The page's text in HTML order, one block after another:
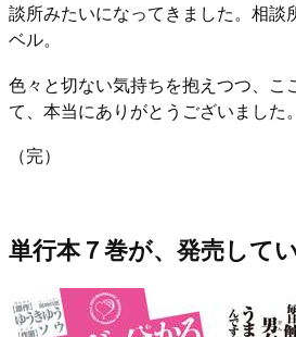
談所みたいになってきました。相談
ベル。
色々と切ない気持ちを抱えつつ、こ
て、本当にありがとうございました。
（完）
単行本７巻が、発売して